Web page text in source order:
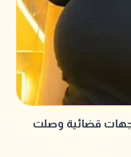
قضائية وصلت